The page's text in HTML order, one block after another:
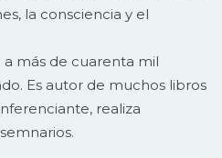
la consciencia y el
más de cuarenta mil
Es autor de muchos libros
realiza